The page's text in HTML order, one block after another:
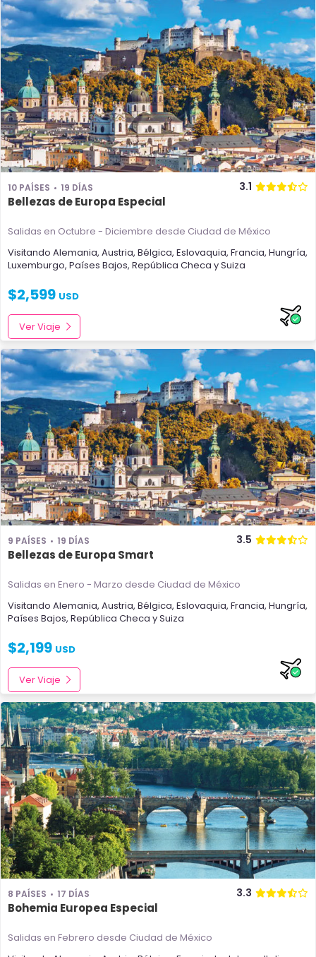
10 PAÍSES 19 DÍAS 3.1
Bellezas de Europa Especial
Salidas en Octubre - Diciembre desde Ciudad de México
Visitando Alemania, Austria, Bélgica, Eslovaquia, Francia, Hungría,
Luxemburgo, Países Bajos, República Checa ySuiza
$2,599 USD
Ver Viaje
9 PAÍSES 19 DÍAS 3.5
Bellezas de Europa Smart
Salidas en Enero - Marzo desde Ciudad de México
Visitando Alemania, Austria, Bélgica, Eslovaquia, Francia, Hungría,
Países Bajos, República Checa ySuiza
$2,199 USD
Ver Viaje
8 PAÍSES 17 DÍAS 3.3
Bohemia Europea Especial
Salidas en Febrero desde Ciudad de México